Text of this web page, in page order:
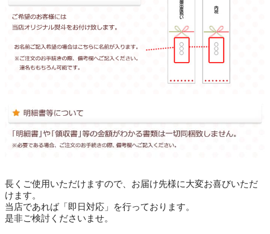
長くご使用いただけますので、お届け先様に大変お喜びいただ
けます。
当店であれば「即日対応」を行っております。
是非ご検討くださいませ。